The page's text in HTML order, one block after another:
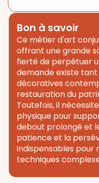
Bon à savoir
Ce métier d'art
offrant une grande
fierté de perpétuer
demande existe
décoratives
restauration du
Toutefois, il
physique pour
debout prolongé et
patience et la
indispensables pour
techniques